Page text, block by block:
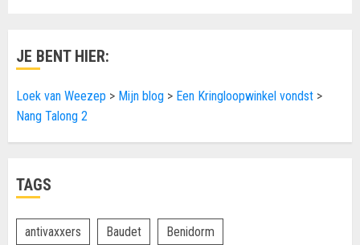
JE BENT HIER:
Loek van Weezep > Mijn blog > Een Kringloopwinkel vondst >
Nang Talong 2
TAGS
antivaxxers Baudet Benidorm